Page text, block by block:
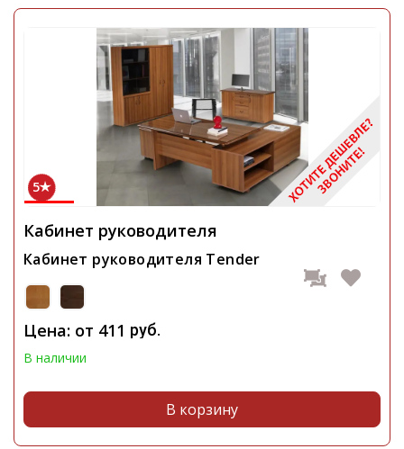
5
Кабинет руководителя
Кабинет руководителя Tender
Цена: от 411 руб.
В наличии
В корзину